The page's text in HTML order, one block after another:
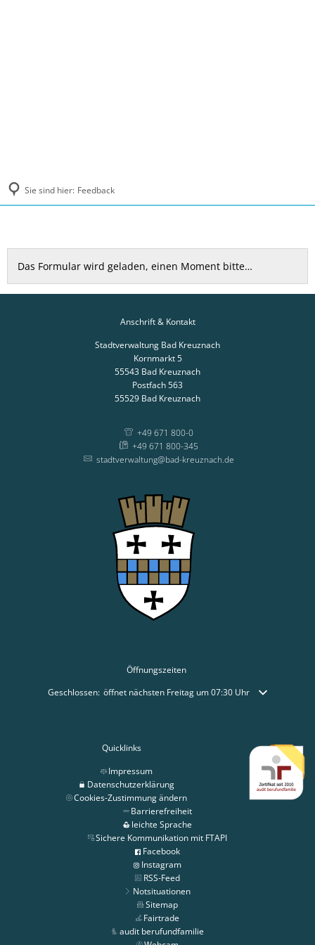
Sie sind hier: Feedback
Feedback
Das Formular wird geladen, einen Moment bitte…
Anschrift & Kontakt
Stadtverwaltung Bad Kreuznach
Kornmarkt 5
55543 Bad Kreuznach
Postfach 563
55529 Bad Kreuznach
+49 671 800-0
+49 671 800-345
stadtverwaltung@bad-kreuznach.de
Öffnungszeiten
Klicken, um weitere Öffnungs- oder Schließzeiten auszublenden
Geschlossen: öffnet nächsten Freitag um 07:30 Uhr
Quicklinks
Impressum
Datenschutzerklärung
Cookies-Zustimmung ändern
Barrierefreiheit
leichte Sprache
Sichere Kommunikation mit FTAPI
Facebook
Instagram
RSS-Feed
Notsituationen
Sitemap
Fairtrade
audit berufundfamilie